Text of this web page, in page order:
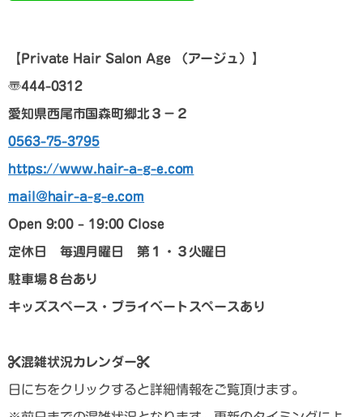
【Private Hair Salon Age （アージュ） 】
〠444-0312
愛知県西尾市国森町郷北３－２
0563-75-3795
https://www.hair-a-g-e.com
mail@hair-a-g-e.com
Open 9:00 – 19:00 Close
定休日 毎週月曜日 第１・３火曜日
駐車場８台あり
キッズスペース・プライベートスペースあり
混雑状況カレンダー
日にちをクリックすると詳細情報をご覧頂けます。